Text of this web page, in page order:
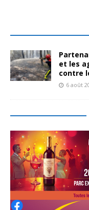
et les
contre
6 août